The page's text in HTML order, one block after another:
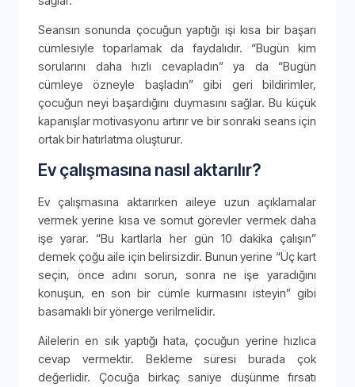
Seansın sonunda çocuğun yaptığı işi kısa bir başarı
cümlesiyle toparlamak da faydalıdır. “Bugün kim
sorularını daha hızlı cevapladın” ya da “Bugün
cümleye özneyle başladın” gibi geri bildirimler,
çocuğun neyi başardığını duymasını sağlar. Bu küçük
kapanışlar motivasyonu artırır ve bir sonraki seans için
ortak bir hatırlatma oluşturur.
Ev çalışmasına nasıl aktarılır?
Ev çalışmasına aktarırken aileye uzun açıklamalar
vermek yerine kısa ve somut görevler vermek daha
işe yarar. “Bu kartlarla her gün 10 dakika çalışın”
demek çoğu aile için belirsizdir. Bunun yerine “Üç kart
seçin, önce adını sorun, sonra ne işe yaradığını
konuşun, en son bir cümle kurmasını isteyin” gibi
basamaklı bir yönerge verilmelidir.
Ailelerin en sık yaptığı hata, çocuğun yerine hızlıca
cevap vermektir. Bekleme süresi burada çok
değerlidir. Çocuğa birkaç saniye düşünme fırsatı